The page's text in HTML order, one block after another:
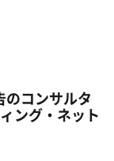
のコンサルタ
ング・ネット